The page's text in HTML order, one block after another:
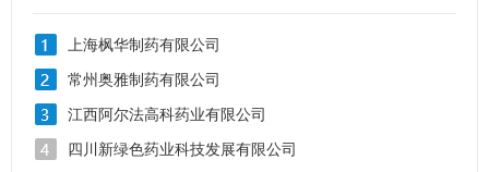
上海枫华制药有限公司
常州奥雅制药有限公司
江西阿尔法高科药业有限公司
四川新绿色药业科技发展有限公司